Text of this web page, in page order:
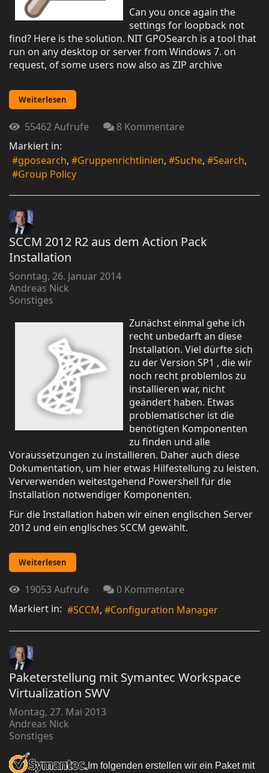
Can you once again the
settings for loopback not
find? Here is the solution. NIT GPOSearch is a tool that
run on any desktop or server from Windows 7. on
request, of some users now also as ZIP archive
Weiterlesen
55462 Aufrufe
8 Kommentare
Markiert in:
gposearch
Gruppenrichtlinien Suche
Search
Group Policy
SCCM 2012 R2 aus dem Action Pack
Installation
Sonntag, 26. Januar 2014
Andreas Nick
Sonstiges
Zunächst einmal gehe ich
recht unbedarft an diese
Installation. Viel dürfte sich
zu der Version SP1 , die wir
noch recht problemlos zu
installieren war, nicht
geändert haben. Etwas
problematischer ist die
benötigten Komponenten
zu finden und alle
Voraussetzungen zu installieren. Daher auch diese
Dokumentation, um hier etwas Hilfestellung zu leisten.
Ververwenden weitestgehend Powershell für die
Installation notwendiger Komponenten.
Für die Installation haben wir einen englischen Server
2012 und ein englisches SCCM gewählt.
Weiterlesen
19053 Aufrufe
0 Kommentare
Markiert in:
SCCM Configuration Manager
Paketerstellung mit Symantec Workspace
Virtualization SWV
Montag, 27. Mai 2013
Andreas Nick
Sonstiges
Im folgenden erstellen wir ein Paket mit